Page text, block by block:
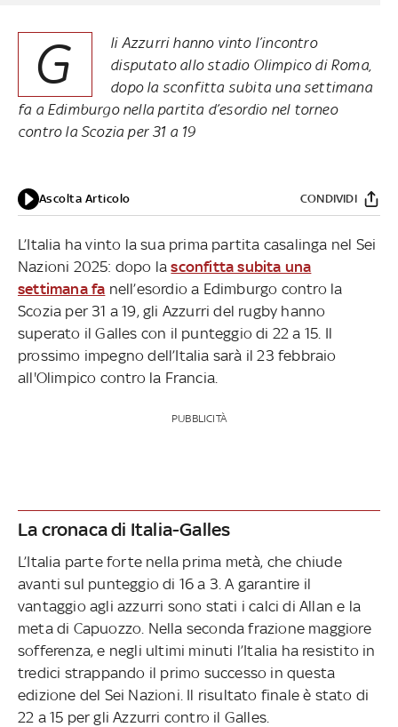
G
li Azzurri hanno vinto l’incontro
disputato allo stadio Olimpico di Roma,
dopo la sconfitta subita una settimana
fa a Edimburgo nella partita d’esordio nel torneo
contro la Scozia per 31 a 19
Ascolta Articolo CONDIVIDI
L’Italia ha vinto la sua prima partita casalinga nel Sei
Nazioni 2025: dopo lasconfitta subita una
settimana fa nell’esordio a Edimburgo contro la
Scozia per 31 a 19, gli Azzurri del rugby hanno
superato il Galles con il punteggio di 22 a 15. Il
prossimo impegno dell’Italia sarà il 23 febbraio
all'Olimpico contro la Francia.
PUBBLICITÀ
La cronaca di Italia-Galles
L’Italia parte forte nella prima metà, che chiude
avanti sul punteggio di 16 a 3. A garantire il
vantaggio agli azzurri sono stati i calci di Allan e la
meta di Capuozzo. Nella seconda frazione maggiore
sofferenza, e negli ultimi minuti l’Italia ha resistito in
tredici strappando il primo successo in questa
edizione del Sei Nazioni. Il risultato finale è stato di
22 a 15 per gli Azzurri contro il Galles.